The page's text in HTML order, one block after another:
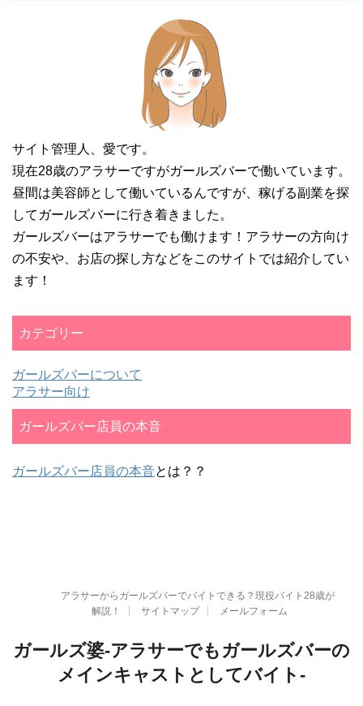
サイト管理人、愛です。
現在28歳のアラサーですがガールズバーで働いています。
昼間は美容師として働いているんですが、稼げる副業を探
してガールズバーに行き着きました。
ガールズバーはアラサーでも働けます！アラサーの方向け
の不安や、お店の探し方などをこのサイトでは紹介してい
ます！
カテゴリー
ガールズバーについて
アラサー向け
ガールズバー店員の本音
ガールズバー店員の本音とは？？
アラサーからガールズバーでバイトできる？現役バイト28歳が
解説！
サイトマップ メールフォーム
ガールズ婆-アラサーでもガールズバーの
メインキャストとしてバイト-